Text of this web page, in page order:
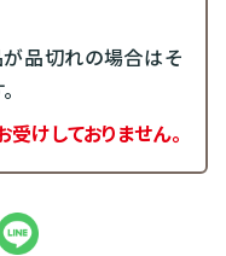
品切れの場合はそ
けしておりません。